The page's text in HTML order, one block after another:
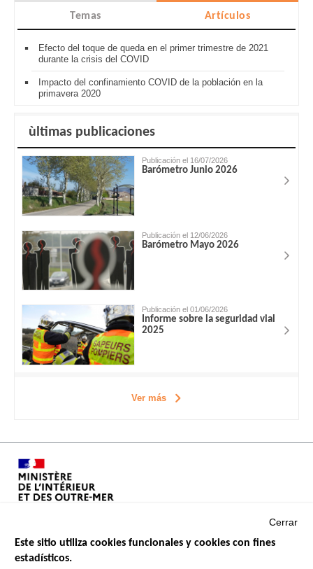
Temas Artículos
Efecto del toque de queda en el primer trimestre de 2021
durante la crisis del COVID
Impacto del confinamiento COVID de la población en la
primavera 2020
ùltimas publicaciones
Publicación el 16/07/2026
Barómetro Junio 2026
Publicación el 12/06/2026
Barómetro Mayo 2026
Publicación el 01/06/2026
Informe sobre la seguridad vial
2025
Ver más
Cerrar
Este sitio utiliza cookies funcionales y cookies con fines
estadísticos.